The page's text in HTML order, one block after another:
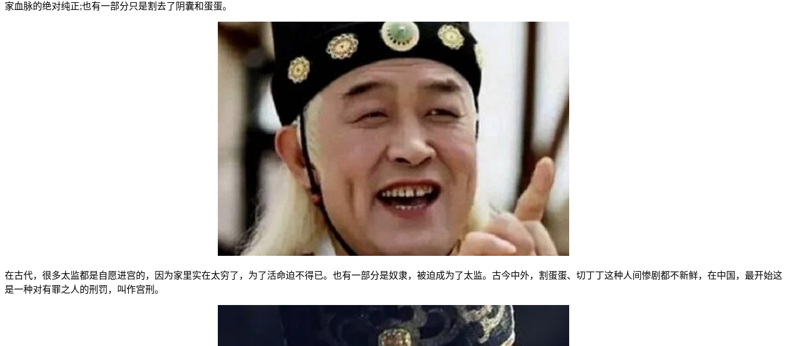
家血脉的绝对纯正;也有一部分只是割去了阴囊和蛋蛋。
在古代，很多太监都是自愿进宫的，因为家里实在太穷了，为了活命迫不得已。也有一部分是奴隶，被迫成为了太监。古今中外，割蛋蛋、切丁丁这种人间惨剧都不新鲜，在中国，最开始这
是一种对有罪之人的刑罚，叫作宫刑。